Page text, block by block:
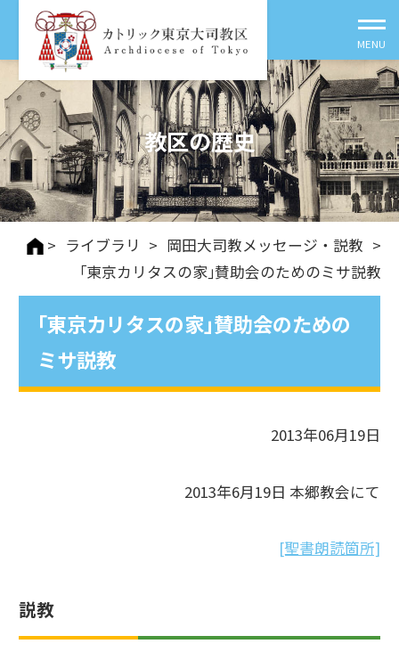
教区の歴史
> ライブラリ > 岡田大司教メッセージ・説教 >
｢東京カリタスの家｣賛助会のためのミサ説教
｢東京カリタスの家｣賛助会のための
ミサ説教
2013年06月19日
2013年6月19日 本郷教会にて
[聖書朗読箇所]
説教